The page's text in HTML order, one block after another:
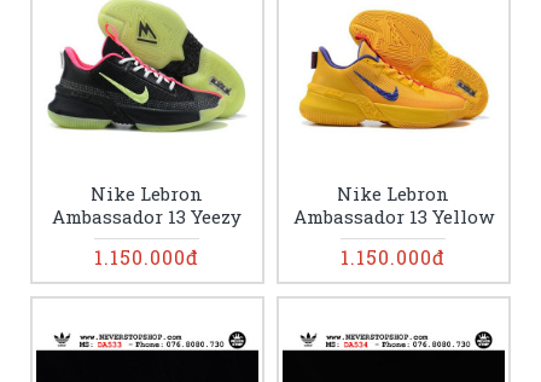
Nike Lebron
Ambassador 13 Yeezy
1.150.000đ
Nike Lebron
Ambassador 13 Yellow
1.150.000đ